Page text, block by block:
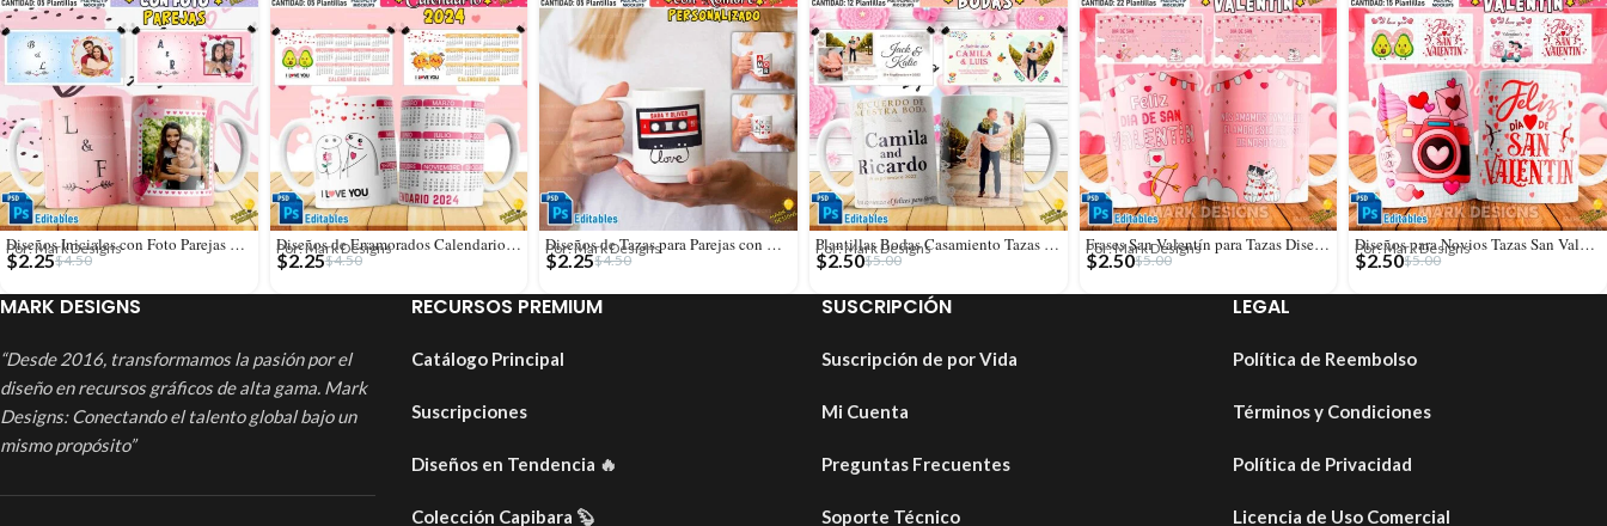
Diseños Iniciales con Foto Parejas para Tazas
Por: Mark Designs
$4.50
$2.25
Diseños de Enamorados Calendarios 2024 para Tazas
Por: Mark Designs
$4.50
$2.25
Diseños de Tazas para Parejas con Nombres Personalizado
Por: Mark Designs
$4.50
$2.25
Plantillas Bodas Casamiento Tazas Sublimables
Por: Mark Designs
$5.00
$2.50
Frases San Valentín para Tazas Diseños
Por: Mark Designs
$5.00
$2.50
Diseños para Novios Tazas San Valentín
Por: Mark Designs
$5.00
$2.50
MARK DESIGNS
“Desde 2016, transformamos la pasión por el
diseño en recursos gráficos de alta gama. Mark
Designs: Conectando el talento global bajo un
mismo propósito”
RECURSOS PREMIUM
Catálogo Principal
Suscripciones
Diseños en Tendencia 🔥
Colección Capibara 🦫
SUSCRIPCIÓN
Suscripción de por Vida
Mi Cuenta
Preguntas Frecuentes
Soporte Técnico
LEGAL
Política de Reembolso
Términos y Condiciones
Política de Privacidad
Licencia de Uso Comercial